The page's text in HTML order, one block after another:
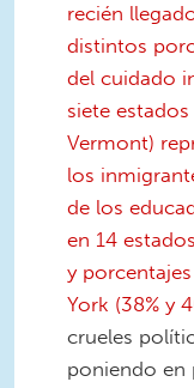
recién
distintos
del cuidado
siete
Vermont)
los
de los
en 14
y
York (38% y
crueles
poniendo en